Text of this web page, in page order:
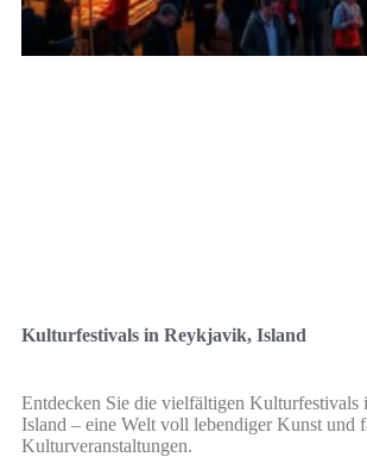
Kulturfestivals in Reykjavik, Island
Entdecken Sie die vielfältigen Kulturfestivals
Island – eine Welt voll lebendiger Kunst und
Kulturveranstaltungen.